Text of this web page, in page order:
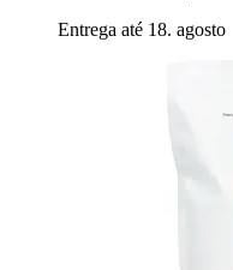
Entrega até 18. agosto